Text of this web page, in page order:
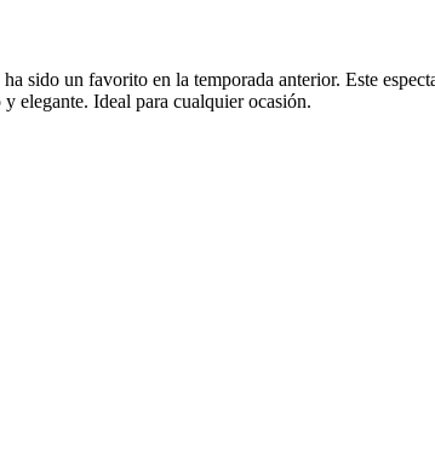
sido un favorito en la temporada anterior. Este
elegante. Ideal para cualquier ocasión.